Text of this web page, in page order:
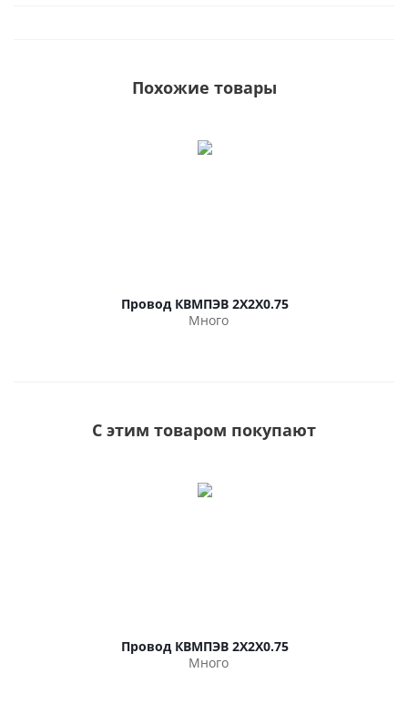
Похожие товары
Провод КВМПЭВ 2Х2Х0.75
Много
С этим товаром покупают
Провод КВМПЭВ 2Х2Х0.75
Много